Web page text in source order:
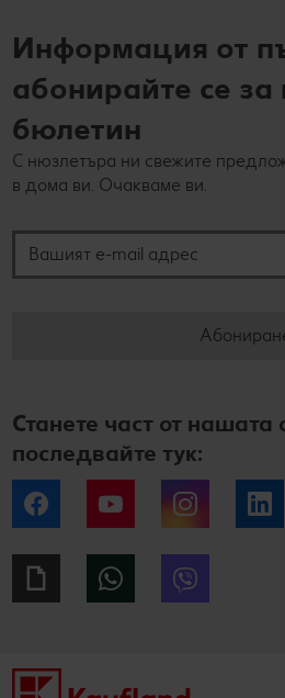
Информация от
абонирайте се
бюлетин
С нюзлетъра ни свежите
в дома ви. Очакваме ви.
Станете част от
последвайте тук:
Facebook YouTube Instagram
Giphy WhatsApp